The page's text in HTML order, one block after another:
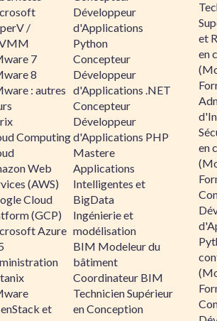
/
7
8
: autres
Computing
Web
(AWS)
Cloud
(GCP)
Azure
et
Développeur
d'Applications
Python
Concepteur
Développeur
d'Applications .NET
Concepteur
Développeur
d'Applications PHP
Mastere
Applications
Intelligentes et
BigData
Ingénierie et
modélisation
BIM Modeleur du
bâtiment
Coordinateur BIM
Technicien Supérieur
en Conception
et
en
en